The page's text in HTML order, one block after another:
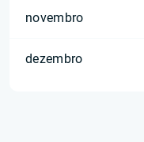
novembro
dezembro